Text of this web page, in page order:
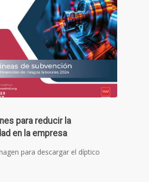
para reducir la
en la empresa
para descargar el díptico